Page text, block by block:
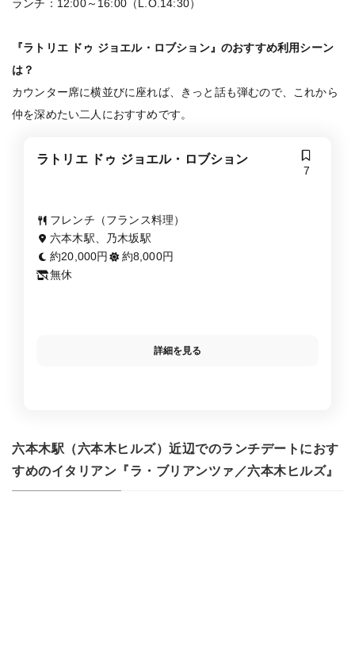
ランチ：12:00～16:00（L.O.14:30）
『ラトリエ ドゥ ジョエル・ロブション』のおすすめ利用シーン
は？
カウンター席に横並びに座れば、きっと話も弾むので、これから
仲を深めたい二人におすすめです。
ラトリエ ドゥ ジョエル・ロブション
7
フレンチ（フランス料理）
六本木駅、乃木坂駅
約20,000円
約8,000円
無休
詳細を見る
六本木駅（六本木ヒルズ）近辺でのランチデートにおす
すめのイタリアン『ラ・ブリアンツァ／六本木ヒルズ』